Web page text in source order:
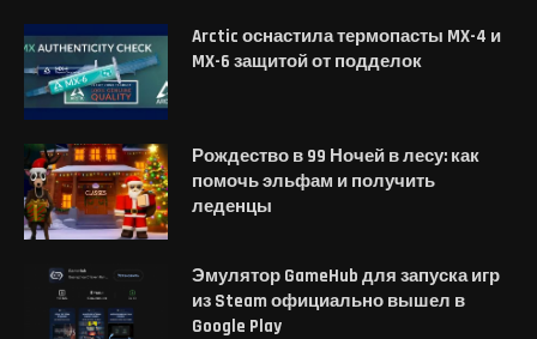
Arctic оснастила термопасты MX-4 и
MX-6 защитой от подделок
Рождество в 99 Ночей в лесу: как
помочь эльфам и получить
леденцы
Эмулятор GameHub для запуска игр
из Steam официально вышел в
Google Play